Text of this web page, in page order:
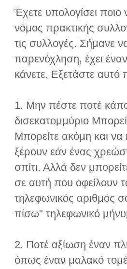
Έχετε υπολογίσει
νόμος πρακτικής
τις συλλογές. Σήμανε
παρενόχληση, έχει
κάνετε. Εξετάστε αυτό
1. Μην πέστε ποτέ
δισεκατομμύριο
Μπορείτε ακόμη και
ξέρουν εάν ένας
σπίτι. Αλλά δεν
σε αυτή που οφείλουν
τηλεφωνικός αριθμός
πίσω" τηλεφωνικό
2. Ποτέ αξίωση έναν
όπως έναν μαλακό